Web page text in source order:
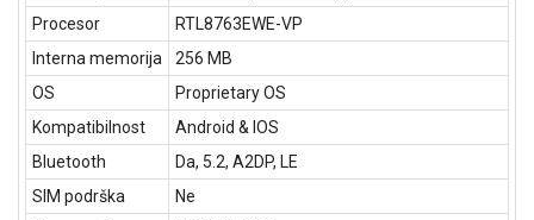
Procesor
RTL8763EWE-VP
Interna memorija
256 MB
OS
Proprietary OS
Kompatibilnost
Android & IOS
Bluetooth
Da, 5.2, A2DP, LE
SIM podrška
Ne